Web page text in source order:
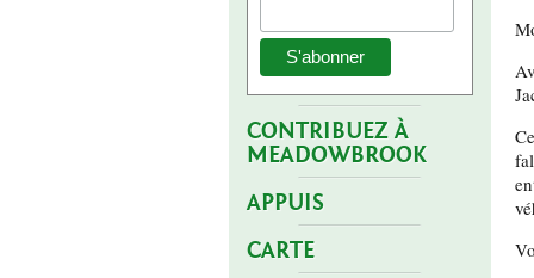
CONTRIBUEZ À
MEADOWBROOK
APPUIS
CARTE